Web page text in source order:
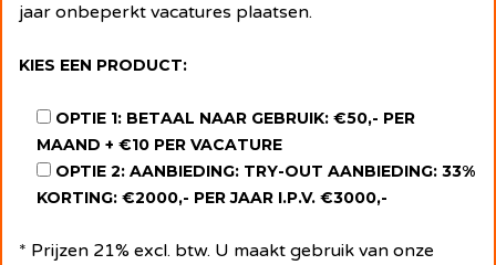
jaar onbeperkt vacatures plaatsen.
KIES EEN PRODUCT:
OPTIE 1: BETAAL NAAR GEBRUIK: €50,- PER
MAAND + €10 PER VACATURE
OPTIE 2: AANBIEDING: TRY-OUT AANBIEDING: 33%
KORTING: €2000,- PER JAAR I.P.V. €3000,-
* Prijzen 21% excl. btw. U maakt gebruik van onze